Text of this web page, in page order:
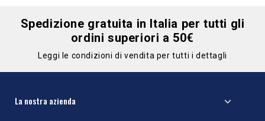
Spedizione gratuita in Italia per tutti gli
ordini superiori a 50€
Leggi le condizioni di vendita per tutti i dettagli
La nostra azienda 